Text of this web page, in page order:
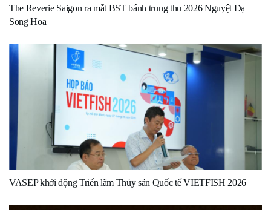
The Reverie Saigon ra mắt BST bánh trung thu 2026 Nguyệt Dạ
Song Hoa
VASEP khởi động Triển lãm Thủy sản Quốc tế VIETFISH 2026